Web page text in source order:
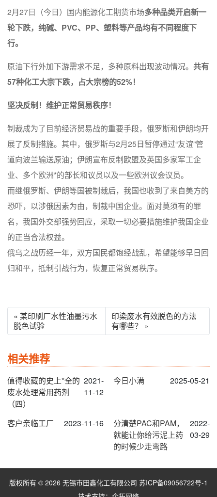
2月27日（今日）国内能源化工期货市场多种品类开启新一
轮下跌，纯碱、PVC、PP、塑料等产品均有不同程度下
行。
原油下行外加下游需求不足，多种原料出现波动情况。 共有
57种化工大宗下跌，占大宗榜的52%！
坚决反制！维护正常贸易秩序！
制裁成为了目前经济贸易战的重要手段，俄罗斯和伊朗均开
展了反制措施。其中，俄罗斯与2月25日暂停通过“友谊”管
道向波兰输送原油；伊朗宣布反制欧盟及英国多家军工企
业、多个欧洲*的部长和议员以及一些欧洲议会议员。
而继俄罗斯、伊朗等国被制裁后，我国也收到了来自美方的
恐吓，以涉俄因素为由，制裁中国企业。面对莫须有的罪
名，我国外交部强势回应，采取一切必要措施维护我国企业
的正当合法权益。
俄乌之战历经一年，双方国民都饱经战乱，希望能够早日回
归和平，抵制引战行为，恢复正常贸易秩序。
« 某印刷厂水性油墨污水
脱色试验
印染废水有效脱色的方法
有哪些？ »
相关推荐
值得收藏的史上*全的
废水处理常用药剂
（四）
2021-
11-12
今日小满 2025-05-21
客户亲临工厂 2023-11-16
分清楚PAC和PAM，
就能让你给污泥上药
的时候少走弯路
2022-
03-29
版权所有 © 2026 无锡市田鑫化工有限公司 苏ICP备09056722号-1